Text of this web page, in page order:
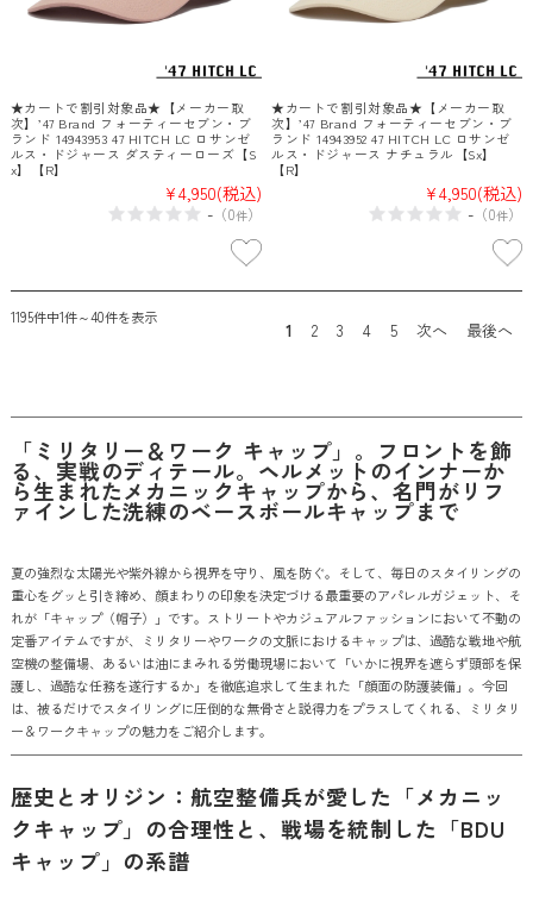
★カートで割引対象品★【メーカー取
次】’47 Brand フォーティーセブン・ブ
ランド 14943953 47 HITCH LC ロサンゼ
ルス・ドジャース ダスティーローズ【S
x】【R】
¥4,950(税込)
-（0件）
★カートで割引対象品★【メーカー取
次】’47 Brand フォーティーセブン・ブ
ランド 14943952 47 HITCH LC ロサンゼ
ルス・ドジャース ナチュラル【Sx】
【R】
¥4,950(税込)
- （0件）
1195件中1件～40件を表示
1 2 3 4 5 次へ 最後へ
「ミリタリー＆ワーク キャップ」。フロントを飾
る、実戦のディテール。ヘルメットのインナーか
ら生まれたメカニックキャップから、名門がリフ
ァインした洗練のベースボールキャップまで
夏の強烈な太陽光や紫外線から視界を守り、風を防ぐ。そして、毎日のスタイリングの
重心をグッと引き締め、顔まわりの印象を決定づける最重要のアパレルガジェット、そ
れが「キャップ（帽子）」です。ストリートやカジュアルファッションにおいて不動の
定番アイテムですが、ミリタリーやワークの文脈におけるキャップは、過酷な戦地や航
空機の整備場、あるいは油にまみれる労働現場において「いかに視界を遮らず頭部を保
護し、過酷な任務を遂行するか」を徹底追求して生まれた「顔面の防護装備」。今回
は、被るだけでスタイリングに圧倒的な無骨さと説得力をプラスしてくれる、ミリタリ
ー＆ワークキャップの魅力をご紹介します。
歴史とオリジン：航空整備兵が愛した「メカニッ
クキャップ」の合理性と、戦場を統制した「BDU
キャップ」の系譜